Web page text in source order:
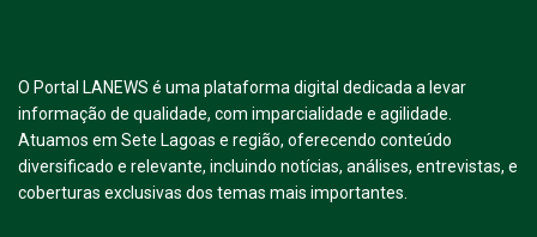
O Portal LANEWS é uma plataforma digital dedicada a levar
informação de qualidade, com imparcialidade e agilidade.
Atuamos em Sete Lagoas e região, oferecendo conteúdo
diversificado e relevante, incluindo notícias, análises, entrevistas, e
coberturas exclusivas dos temas mais importantes.